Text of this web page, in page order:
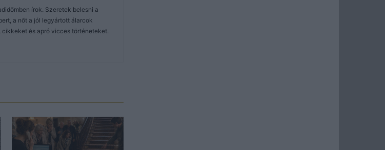
írok. Szeretek belesni a
a nőt a jól legyártott álarcok
és apró vicces történeteket.